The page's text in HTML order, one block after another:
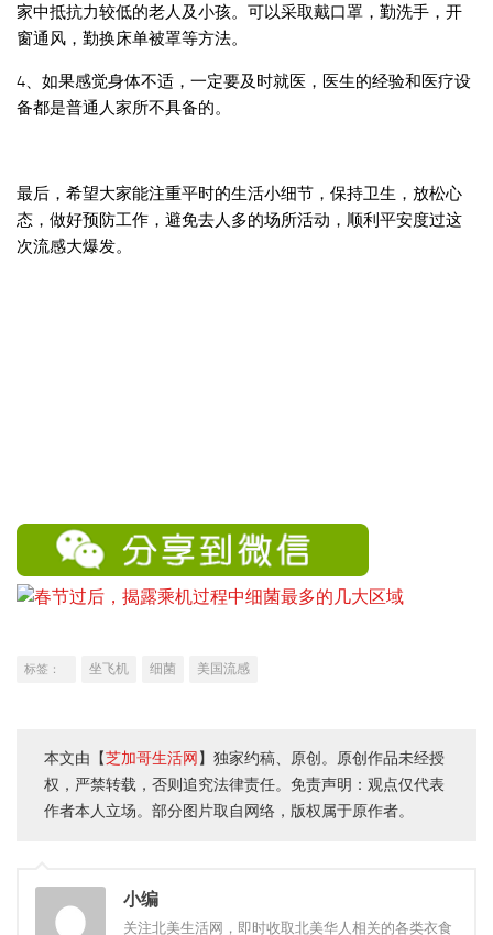
家中抵抗力较低的老人及小孩。可以采取戴口罩，勤洗手，开
窗通风，勤换床单被罩等方法。
4、如果感觉身体不适，一定要及时就医，医生的经验和医疗设
备都是普通人家所不具备的。
最后，希望大家能注重平时的生活小细节，保持卫生，放松心
态，做好预防工作，避免去人多的场所活动，顺利平安度过这
次流感大爆发。
标签： 坐飞机 细菌 美国流感
本文由【芝加哥生活网 】独家约稿、原创。原创作品未经授
权，严禁转载，否则追究法律责任。免责声明：观点仅代表
作者本人立场。部分图片取自网络，版权属于原作者。
小编
关注北美生活网，即时收取北美华人相关的各类衣食